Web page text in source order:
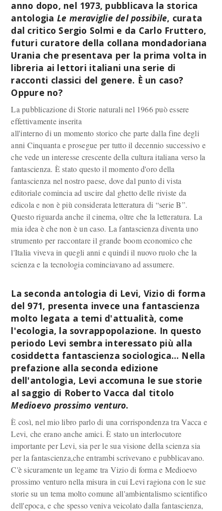
anno dopo, nel 1973, pubblicava la storica
antologia Le meraviglie del possibile, curata
dal critico Sergio Solmi e da Carlo Fruttero,
futuri curatore della collana mondadoriana
Urania che presentava per la prima volta in
libreria ai lettori italiani una serie di
racconti classici del genere. È un caso?
Oppure no?
La pubblicazione di Storie naturali nel 1966 può essere
effettivamente inserita
all'interno di un momento storico che parte dalla fine degli
anni Cinquanta e prosegue per tutto il decennio successivo e
che vede un interesse crescente della cultura italiana verso la
fantascienza. È stato questo il momento d'oro della
fantascienza nel nostro paese, dove dal punto di vista
editoriale comincia ad uscire dal ghetto delle riviste da
edicola e non è più considerata letteratura di “serie B”.
Questo riguarda anche il cinema, oltre che la letteratura. La
mia idea è che non è un caso. La fantascienza diventa uno
strumento per raccontare il grande boom economico che
l'Italia viveva in quegli anni e quindi il nuovo ruolo che la
scienza e la tecnologia cominciavano ad assumere.
La seconda antologia di Levi, Vizio di forma
del 971, presenta invece una fantascienza
molto legata a temi d'attualità, come
l'ecologia, la sovrappopolazione. In questo
periodo Levi sembra interessato più alla
cosiddetta fantascienza sociologica… Nella
prefazione alla seconda edizione
dell'antologia, Levi accomuna le sue storie
al saggio di Roberto Vacca dal titolo
Medioevo prossimo venturo.
È così, nel mio libro parlo di una corrispondenza tra Vacca e
Levi, che erano anche amici. È stato un interlocutore
importante per Levi, sia per le sua visione della scienza sia
per la fantascienza,che entrambi scrivevano e pubblicavano.
C'è sicuramente un legame tra Vizio di forma e Medioevo
prossimo venturo nella misura in cui Levi ragiona con le sue
storie su un tema molto comune all'ambientalismo scientifico
dell'epoca, e che spesso veniva veicolato dalla fantascienza,